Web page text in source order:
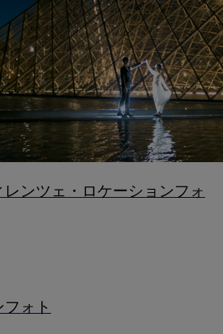
ンツェ・ロケーションフォ
ォト